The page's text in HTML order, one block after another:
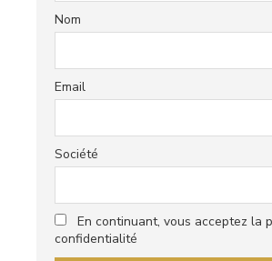
Nom
Email
Société
En continuant, vous acceptez la
confidentialité